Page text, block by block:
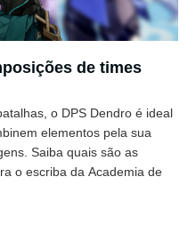
de times
o DPS Dendro é ideal
elementos pela sua
Saiba quais são as
o escriba da Academia de